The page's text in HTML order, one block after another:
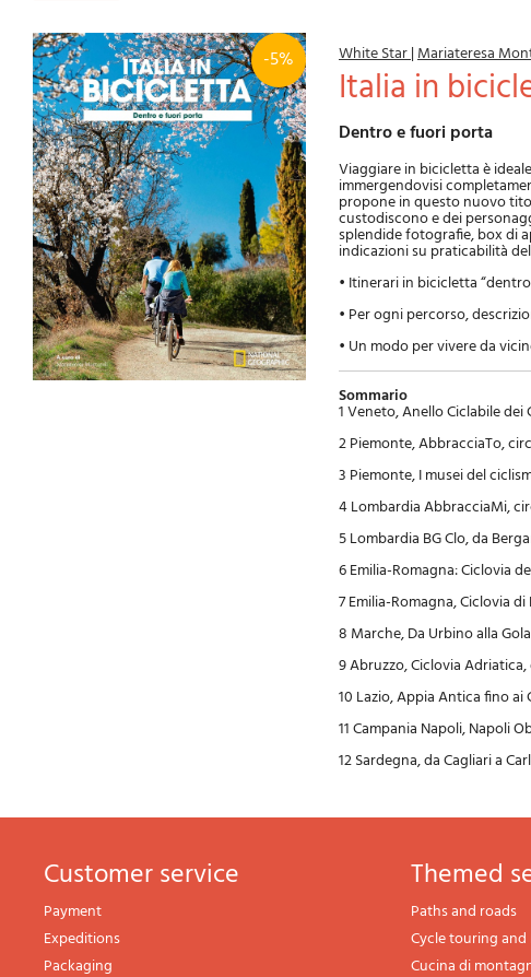
-5% White Star|Mariateresa
Italia in
Dentro e fuori porta
Viaggiare in bicicletta è
immergendovisi
propone in questo nuovo
custodiscono e dei
splendide fotografie, box di
indicazioni su praticabilità
• Itinerari in bicicletta
• Per ogni percorso,
• Un modo per vivere da
Sommario
1 Veneto, Anello Ciclabile dei
2 Piemonte, AbbracciaTo,
3 Piemonte, I musei del
4 Lombardia AbbracciaMi,
5 Lombardia BG Clo, da
6 Emilia-Romagna: Ciclovia
7 Emilia-Romagna, Ciclovia
8 Marche, Da Urbino alla
9 Abruzzo, Ciclovia
10 Lazio, Appia Antica fino ai
11 Campania Napoli, Napoli
12 Sardegna, da Cagliari a
Customer service
Payment
Expeditions
Packaging
themed
Paths and roads
Cycle touring and
Cucina di